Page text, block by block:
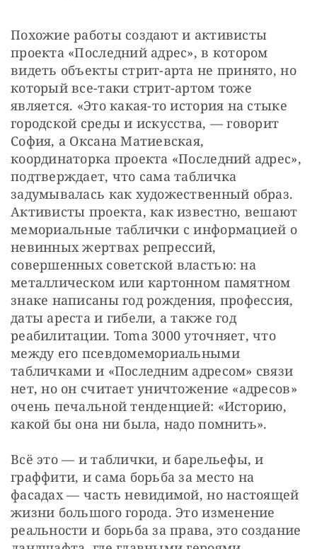
Похожие работы создают и активисты
проекта «Последний адрес», в котором
видеть объекты стрит-арта не принято, но
который все-таки стрит-артом тоже
является. «Это какая-то история на стыке
городской среды и искусства, — говорит
София, а Оксана Матиевская,
координаторка проекта «Последний адрес»,
подтверждает, что сама табличка
задумывалась как художественный образ.
Активисты проекта, как известно, вешают
мемориальные таблички с информацией о
невинных жертвах репрессий,
совершенных советской властью: на
металлическом или картонном памятном
знаке написаны год рождения, профессия,
даты ареста и гибели, а также год
реабилитации. Toma 3000 уточняет, что
между его псевдомемориальными
табличками и «Последним адресом» связи
нет, но он считает уничтожение «адресов»
очень печальной тенденцией: «Историю,
какой бы она ни была, надо помнить».
Всё это — и таблички, и барельефы, и
граффити, и сама борьба за место на
фасадах — часть невидимой, но настоящей
жизни большого города. Это изменение
реальности и борьба за права, это создание